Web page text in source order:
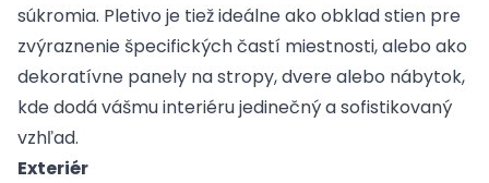
súkromia. Pletivo je tiež ideálne ako obklad stien pre
zvýraznenie špecifických častí miestnosti, alebo ako
dekoratívne panely na stropy, dvere alebo nábytok,
kde dodá vášmu interiéru jedinečný a sofistikovaný
vzhľad.
Exteriér